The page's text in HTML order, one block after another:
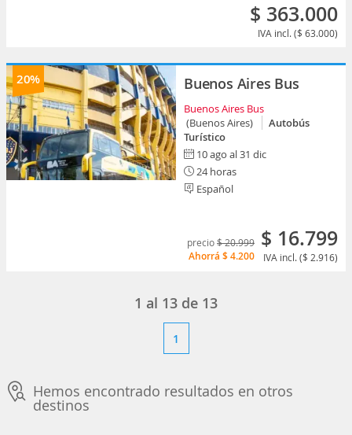
$ 363.000
IVA incl. ($ 63.000)
20% Buenos Aires Bus
Buenos Aires Bus
(Buenos Aires)
Autobús
Turístico
10 ago al 31 dic
24 horas
Español
precio$ 20.999
Ahorrá $ 4.200
$ 16.799
IVA incl. ($ 2.916)
1 al 13 de 13
1
Hemos encontrado resultados en otros
destinos